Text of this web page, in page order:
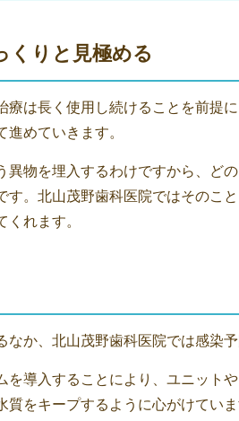
くりと見極める
療は長く使用し続けることを前提
めていきます。
異物を埋入するわけですから、ど
す。北山茂野歯科医院ではそのこ
れます。
か、北山茂野歯科医院では感染予
を導入することにより、ユニット
質をキープするように心がけてい